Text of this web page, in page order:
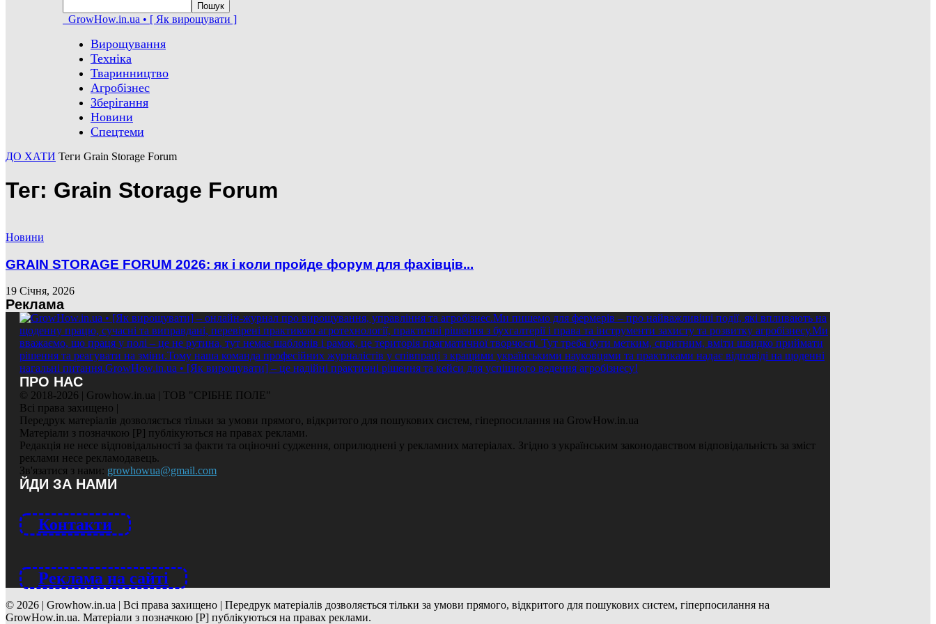
GrowHow.in.ua • [ Як вирощувати ]
Вирощування
Техніка
Тваринництво
Агробізнес
Зберігання
Новини
Спецтеми
ДО ХАТИ Теги Grain Storage Forum
Тег: Grain Storage Forum
Новини
GRAIN STORAGE FORUM 2026: як і коли пройде форум для фахівців...
19 Січня, 2026
Реклама
ПРО НАС
© 2018-2026 | Growhow.in.ua | ТОВ "СРІБНЕ ПОЛЕ"
Всі права захищено |
Передрук матеріалів дозволяється тільки за умови прямого, відкритого для пошукових систем, гіперпосилання на GrowHow.in.ua
Матеріали з позначкою [Р] публікуються на правах реклами.
Редакція не несе відповідальності за факти та оціночні судження, оприлюднені у рекламних матеріалах. Згідно з українським законодавством відповідальність за зміст
реклами несе рекламодавець.
Зв'язатися з нами: growhowua@gmail.com
ЙДИ ЗА НАМИ
Контакти
Реклама на сайті
© 2026 | Growhow.in.ua | Всі права захищено | Передрук матеріалів дозволяється тільки за умови прямого, відкритого для пошукових систем, гіперпосилання на
GrowHow.in.ua. Матеріали з позначкою [Р] публікуються на правах реклами.